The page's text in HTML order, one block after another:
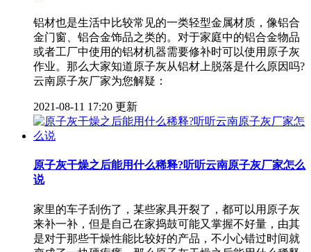
铝材也是生活中比较常见的一类轻型金属材质，像铝合
金门窗、铝合金饰品之类的。对于家庭中的铝合金物品
或者工厂中使用的铝材机器需要修补时可以使用原子灰
作业。那么大家知道原子灰从铝材上脱落是什么原因吗?
云南原子灰厂家为您解疑：
2021-08-11 17:20 更新
原子灰干燥之后能用什么稀释?听听云南原子灰厂家怎么
说
家里的车子刮伤了，某些家具开裂了，都可以用原子灰
来补一补，但是自己在家捣鼓可能又掌握不好量，由其
是对于那些干燥性能比较好的产品，不小心错过时间就